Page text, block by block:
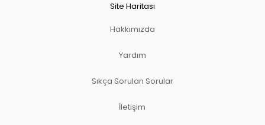
Site Haritası
Hakkımızda
Yardım
Sıkça Sorulan Sorular
İletişim